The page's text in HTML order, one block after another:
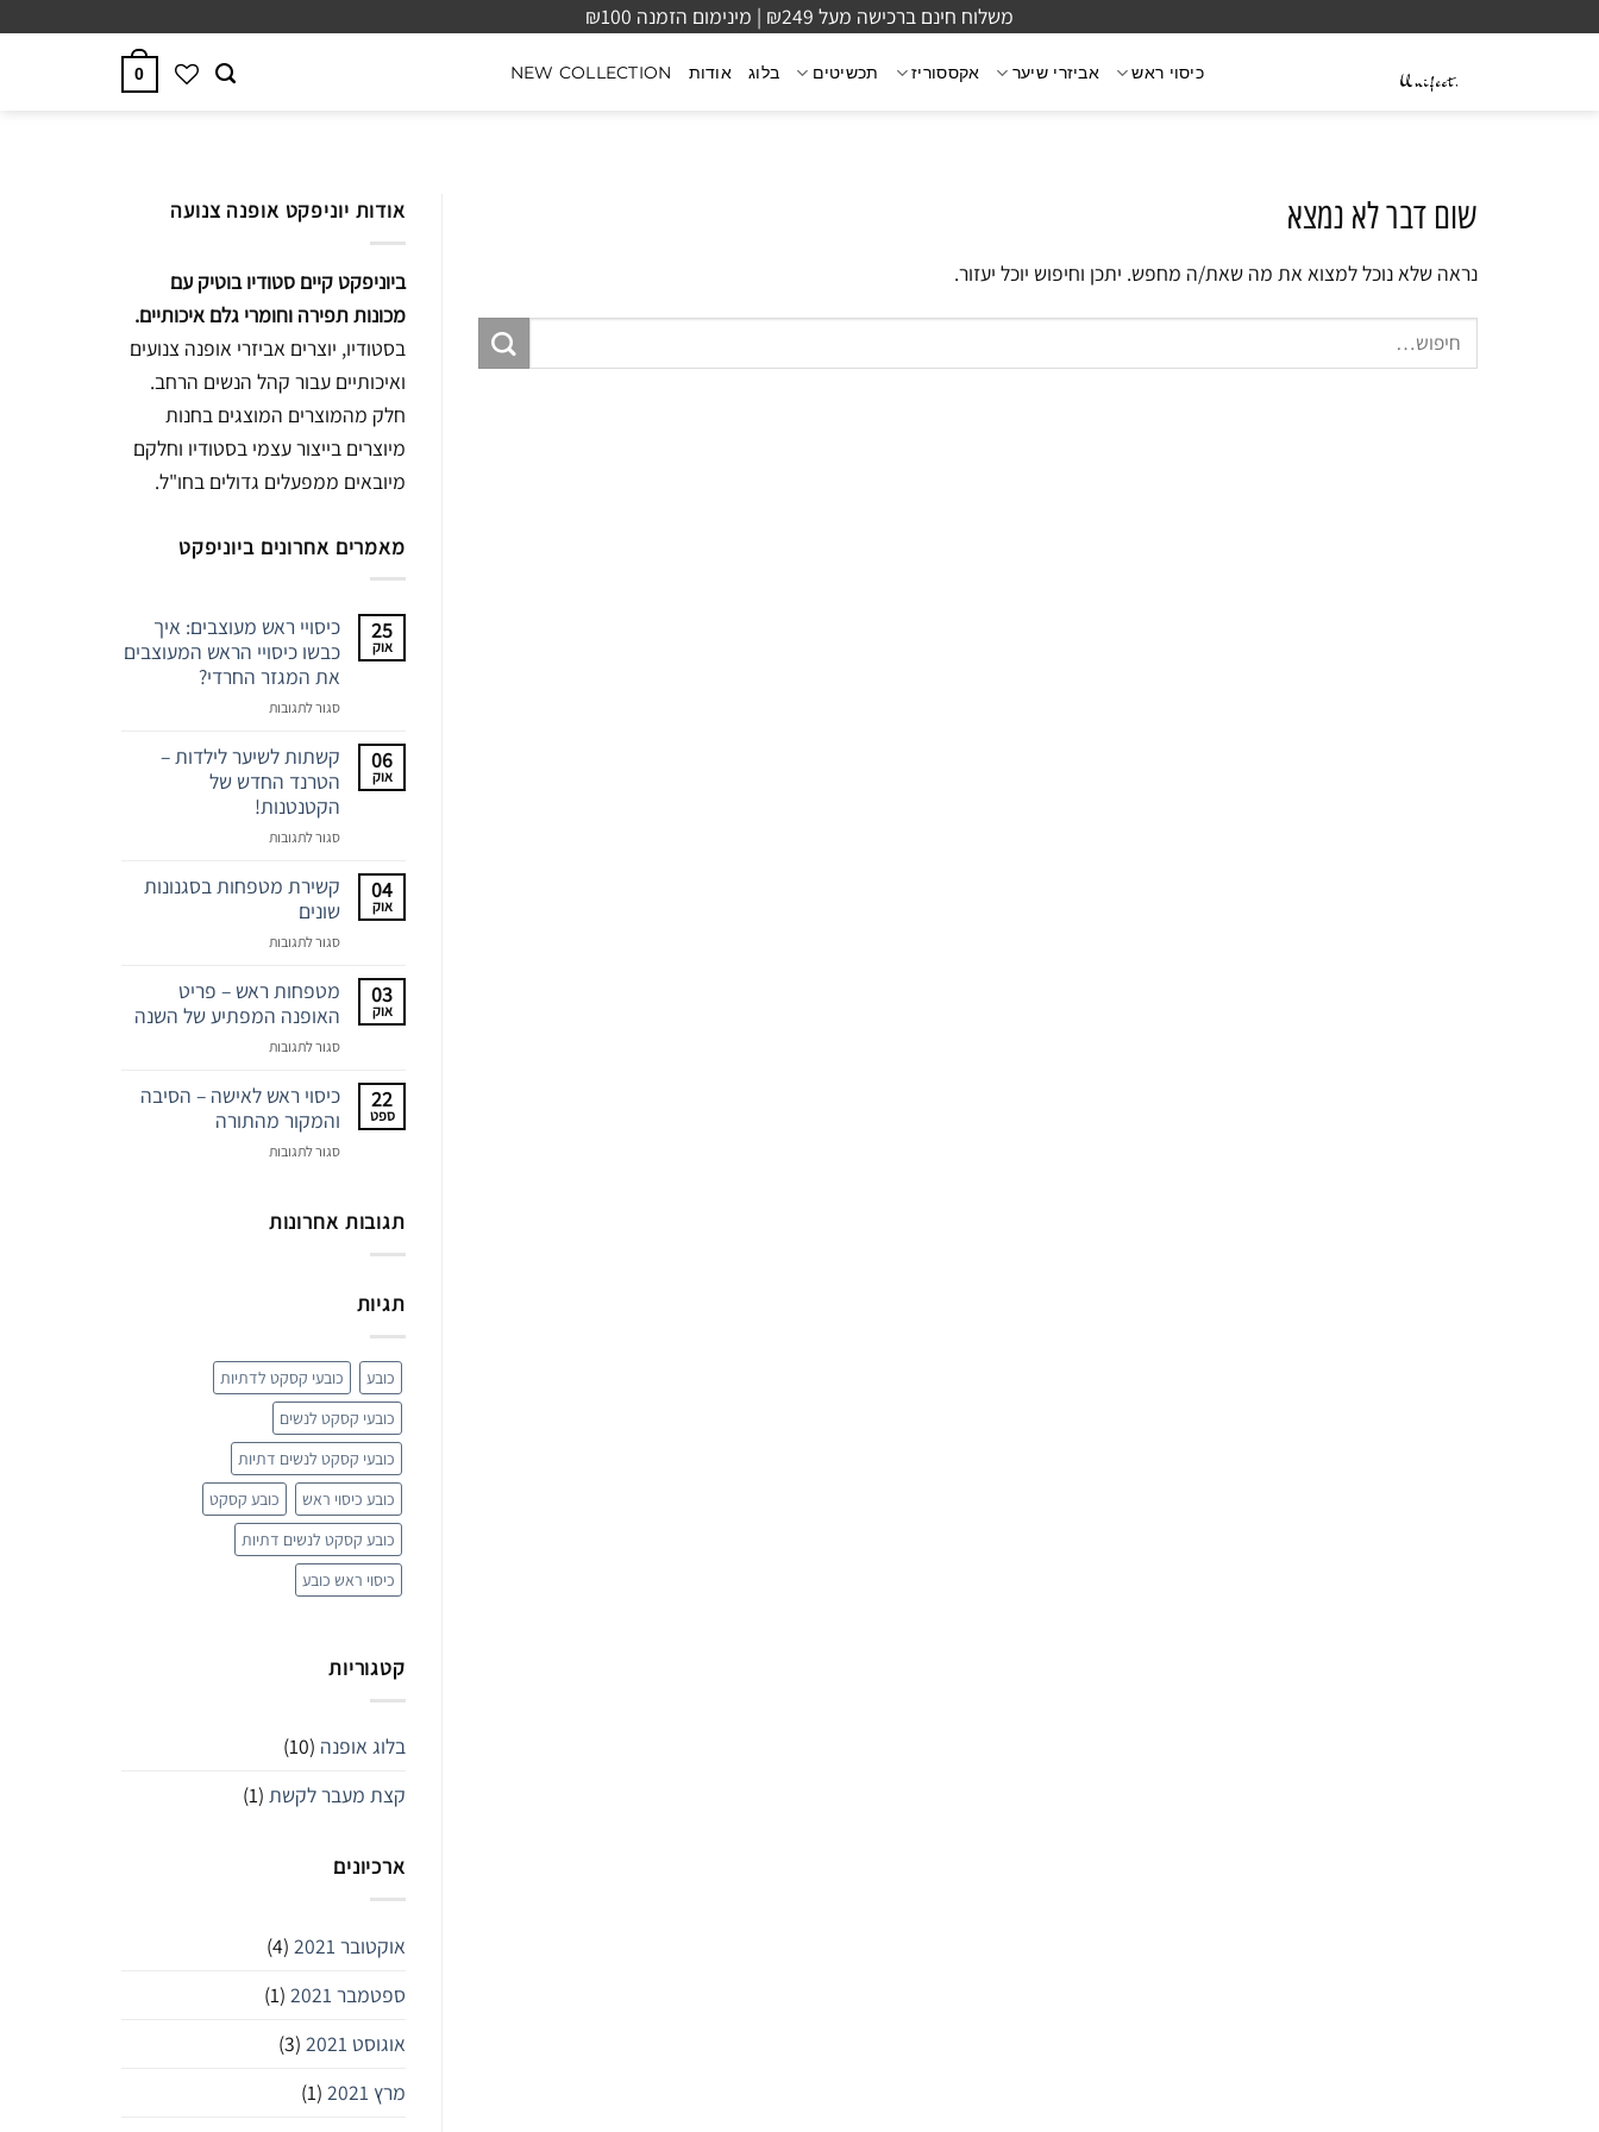
משלוח חינם ברכישה מעל ₪249 | מינימום הזמנה ₪100
כיסוי ראש אביזרי שיער אקססוריז תכשיטים בלוג אודות NEW COLLECTION
0
שום דבר לא נמצא
נראה שלא נוכל למצוא את מה שאת/ה מחפש. יתכן וחיפוש יוכל יעזור.
אודות יוניפקט אופנה צנועה
ביוניפקט קיים סטודיו בוטיק עם
מכונות תפירה וחומרי גלם איכותיים.
בסטודיו, יוצרים אביזרי אופנה צנועים
ואיכותיים עבור קהל הנשים הרחב.
חלק מהמוצרים המוצגים בחנות
מיוצרים בייצור עצמי בסטודיו וחלקם
מיובאים ממפעלים גדולים בחו"ל.
מאמרים אחרונים ביוניפקט
25
אוק
כיסויי ראש מעוצבים: איך
כבשו כיסויי הראש המעוצבים
את המגזר החרדי?
סגור לתגובותעל
ראש
מעוצבים:
איך
כבשו
כיסויי
המעוצבים
06
אוק
קשתות לשיער לילדות –
הטרנד החדש של
הקטנטנות!
סגור לתגובותעל
לשיער
הטרנד
של
הקטנטנות!
04
אוק
קשירת מטפחות בסגנונות
שונים
סגור לתגובותעל
מטפחות
בסגנונות
שונים
03
אוק
מטפחות ראש – פריט
האופנה המפתיע של השנה
סגור לתגובותעל
ראש
–
האופנה
השנה
22
ספט
כיסוי ראש לאישה – הסיבה
והמקור מהתורה
סגור לתגובותעל
תגובות אחרונות
תגיות
כובע
כובעי קסקט לדתיות
כובעי קסקט לנשים
כובעי קסקט לנשים דתיות
כובע כיסוי ראש
כובע קסקט
כובע קסקט לנשים דתיות
כיסוי ראש כובע
קטגוריות
בלוג אופנה (10)
קצת מעבר לקשת (1)
ארכיונים
אוקטובר 2021
(4)
ספטמבר 2021
(1)
אוגוסט 2021
(3)
מרץ 2021
(1)